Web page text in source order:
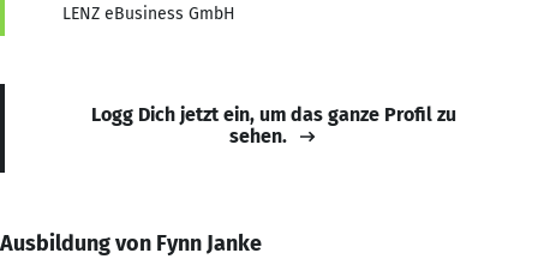
LENZ eBusiness GmbH
Logg Dich jetzt ein, um das ganze Profil zu
sehen.
Ausbildung von Fynn Janke